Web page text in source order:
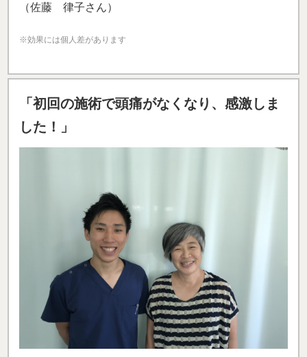
（佐藤 律子さん）
※効果には個人差があります
「 初回の施術で頭痛がなくなり、感激しま
した！」